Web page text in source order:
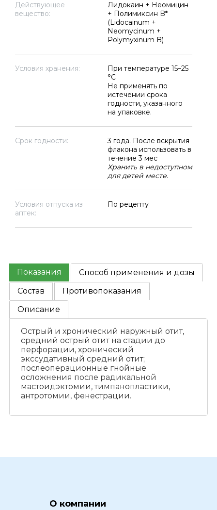
Действующее
вещество:
Лидокаин + Неомицин
+ Полимиксин B*
(Lidocainum +
Neomycinum +
Polymyxinum B)
Условия хранения:
При температуре 15–25
°C
Не применять по
истечении срока
годности, указанного
на упаковке.
Срок годности:
3 года. После вскрытия
флакона использовать в
течение 3 мес
Хранить в недоступном
для детей месте.
Условия отпуска из
аптек:
По рецепту
Показания
Способ применения и дозы
Состав
Противопоказания
Описание
Острый и хронический наружный отит,
средний острый отит на стадии до
перфорации, хронический
экссудативный средний отит;
послеоперационные гнойные
осложнения после радикальной
мастоидэктомии, тимпанопластики,
антротомии, фенестрации.
О компании